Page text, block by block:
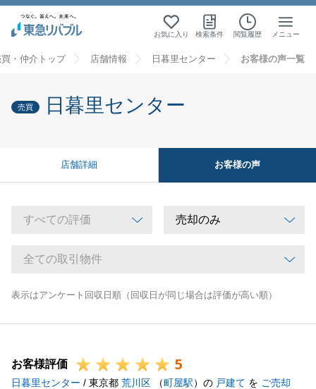
お気に入り 検索条件 閲覧履歴 メニュー
・仲介トップ 店舗情報 日暮里センター お客様の声一覧
売買 日暮里センター
店舗詳細 お客様の声
表示はアンケート回収日順（回収日が同じ場合は評価が高い順）
お客様評価 5
日暮里センター / 東京都 荒川区 （町屋駅）の 戸建て を ご売却